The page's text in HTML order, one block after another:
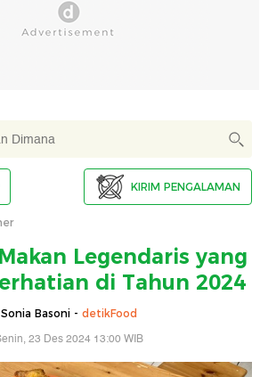
KIRIM PENGALAMAN
Legendaris yang
di Tahun 2024
Sonia Basoni - detikFood
23 Des 2024 13:00 WIB